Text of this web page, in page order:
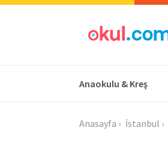
Anaokulu & Kreş
Anasayfa İstanbul